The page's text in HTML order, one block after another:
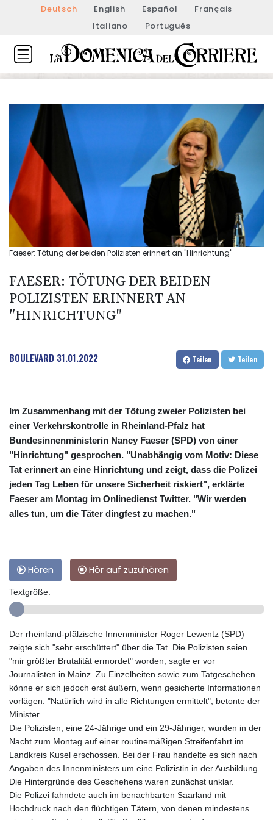
Deutsch English Español
Français
Italiano
Português
Faeser: Tötung der beiden Polizisten erinnert an "Hinrichtung"
FAESER: TÖTUNG DER BEIDEN
POLIZISTEN ERINNERT AN
"HINRICHTUNG"
BOULEVARD 31.01.2022 Teilen Teilen
Im Zusammenhang mit der Tötung zweier Polizisten bei
einer Verkehrskontrolle in Rheinland-Pfalz hat
Bundesinnenministerin Nancy Faeser (SPD) von einer
"Hinrichtung" gesprochen. "Unabhängig vom Motiv: Diese
Tat erinnert an eine Hinrichtung und zeigt, dass die Polizei
jeden Tag Leben für unsere Sicherheit riskiert", erklärte
Faeser am Montag im Onlinedienst Twitter. "Wir werden
alles tun, um die Täter dingfest zu machen."
Hören Hör auf zuzuhören
Textgröße:
Der rheinland-pfälzische Innenminister Roger Lewentz (SPD)
zeigte sich "sehr erschüttert" über die Tat. Die Polizisten seien
"mir größter Brutalität ermordet" worden, sagte er vor
Journalisten in Mainz. Zu Einzelheiten sowie zum Tatgeschehen
könne er sich jedoch erst äußern, wenn gesicherte Informationen
vorlägen. "Natürlich wird in alle Richtungen ermittelt", betonte der
Minister.
Die Polizisten, eine 24-Jährige und ein 29-Jähriger, wurden in der
Nacht zum Montag auf einer routinemäßigen Streifenfahrt im
Landkreis Kusel erschossen. Bei der Frau handelte es sich nach
Angaben des Innenministers um eine Polizistin in der Ausbildung.
Die Hintergründe des Geschehens waren zunächst unklar.
Die Polizei fahndete auch im benachbarten Saarland mit
Hochdruck nach den flüchtigen Tätern, von denen mindestens